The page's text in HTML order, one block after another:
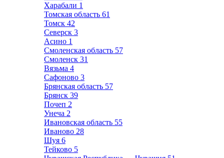
Харабали 1
Томская область 61
Томск 42
Северск 3
Асино 1
Смоленская область 57
Смоленск 31
Вязьма 4
Сафоново 3
Брянская область 57
Брянск 39
Почеп 2
Унеча 2
Ивановская область 55
Иваново 28
Шуя 6
Тейково 5